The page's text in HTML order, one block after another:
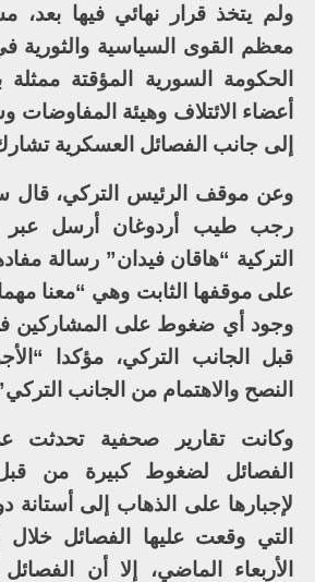
ولم يتخذ قرار نهائي فيها بعد،
معظم القوى السياسية والثورية
الحكومة السورية المؤقتة
أعضاء الائتلاف وهيئة
إلى جانب الفصائل العسكرية
وعن موقف الرئيس التركي، قال
رجب طيب أردوغان أرسل عبر
التركية “هاقان فيدان” رسالة
على موقفها الثابت وهي “معنا مهما
وجود أي ضغوط على المشاركين
قبل الجانب التركي، مؤكدا
النصح والاهتمام من الجانب
وكانت تقارير صحفية تحدثت
الفصائل لضغوط كبيرة من
لإجبارها على الذهاب إلى أستانة
التي وقعت عليها الفصائل خلال
الأربعاء الماضي، إلا أن الفصائل